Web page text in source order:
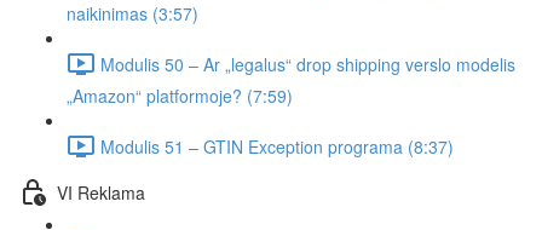
naikinimas (3:57)
Modulis 50 – Ar „legalus“ drop shipping verslo modelis
„Amazon“ platformoje? (7:59)
Modulis 51 – GTIN Exception programa (8:37)
VI Reklama